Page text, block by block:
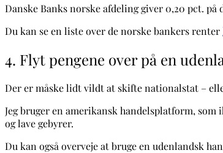
Danske Banks norske afdeling giver 0,20 pct.
Du kan se en liste over de norske bankers renter
4. Flyt pengene over på en
Der er måske lidt vildt at skifte nationalstat –
Jeg bruger en amerikansk handelsplatform,
og lave gebyrer.
Du kan også overveje at bruge en udenlandsk